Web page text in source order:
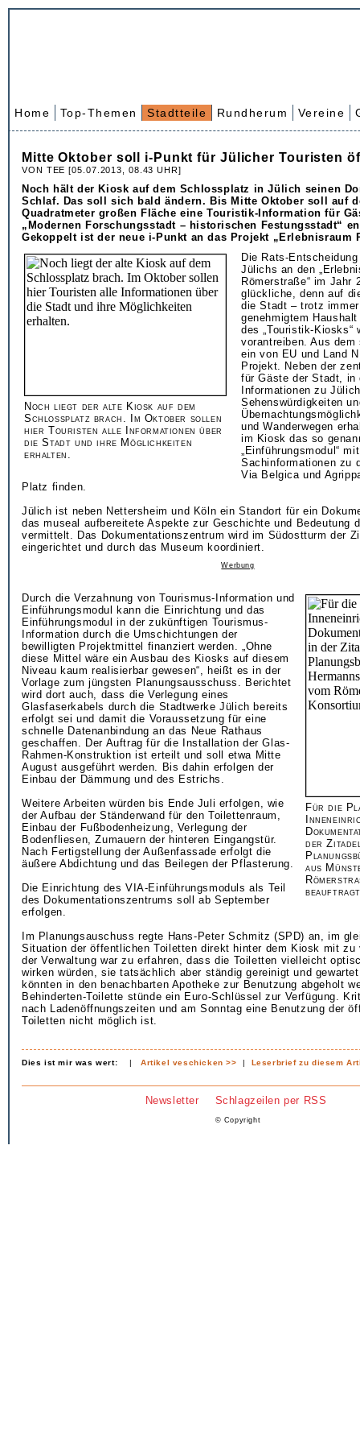
Home Top-Themen Stadtteile Rundherum Vereine
Mitte Oktober soll i-Punkt für Jülicher Touristen
VON TEE [05.07.2013, 08.43 UHR]
Noch hält der Kiosk auf dem Schlossplatz in Jülich seinen
Schlaf. Das soll sich bald ändern. Bis Mitte Oktober soll auf
Quadratmeter großen Fläche eine Touristik-Information für
„Modernen Forschungsstadt – historischen Festungsstadt“
Gekoppelt ist der neue i-Punkt an das Projekt „Erlebnisraum
Noch liegt der alte Kiosk auf dem
Schlossplatz brach. Im Oktober sollen
hier Touristen alle Informationen über
die Stadt und ihre Möglichkeiten
erhalten.
Die Rats-
Jülichs an den
Römerstraße“ im Jahr
glückliche, denn auf
die Stadt – trotz
genehmigtem
des „Touristik-Kiosks“
vorantreiben. Aus
ein von EU und Land
Projekt. Neben der
für Gäste der Stadt, in
Informationen zu
Sehenswürdigkeiten
und Wanderwegen
im Kiosk das so
„Einführungsmodul“ mit
Sachinformationen zu
Via Belgica und
Platz finden.
Jülich ist neben Nettersheim und Köln ein Standort für ein
das museal aufbereitete Aspekte zur Geschichte und Bedeutung
vermittelt. Das Dokumentationszentrum wird im Südostturm der
eingerichtet und durch das Museum koordiniert.
Werbung
Für die
der
aus
Durch die Verzahnung von Tourismus-Information und
Einführungsmodul kann die Einrichtung und das
Einführungsmodul in der zukünftigen Tourismus-
Information durch die Umschichtungen der
bewilligten Projektmittel finanziert werden. „Ohne
diese Mittel wäre ein Ausbau des Kiosks auf diesem
Niveau kaum realisierbar gewesen“, heißt es in der
Vorlage zum jüngsten Planungsausschuss. Berichtet
wird dort auch, dass die Verlegung eines
Glasfaserkabels durch die Stadtwerke Jülich bereits
erfolgt sei und damit die Voraussetzung für eine
schnelle Datenanbindung an das Neue Rathaus
geschaffen. Der Auftrag für die Installation der Glas-
Rahmen-Konstruktion ist erteilt und soll etwa Mitte
August ausgeführt werden. Bis dahin erfolgen der
Einbau der Dämmung und des Estrichs.
Weitere Arbeiten würden bis Ende Juli erfolgen, wie
der Aufbau der Ständerwand für den Toilettenraum,
Einbau der Fußbodenheizung, Verlegung der
Bodenfliesen, Zumauern der hinteren Eingangstür.
Nach Fertigstellung der Außenfassade erfolgt die
äußere Abdichtung und das Beilegen der Pflasterung.
Die Einrichtung des VIA-Einführungsmoduls als Teil
des Dokumentationszentrums soll ab September
erfolgen.
Im Planungsauschuss regte Hans-Peter Schmitz (SPD) an, im
Situation der öffentlichen Toiletten direkt hinter dem Kiosk mit zu
der Verwaltung war zu erfahren, dass die Toiletten vielleicht
wirken würden, sie tatsächlich aber ständig gereinigt und
könnten in den benachbarten Apotheke zur Benutzung abgeholt
Behinderten-Toilette stünde ein Euro-Schlüssel zur Verfügung.
nach Ladenöffnungszeiten und am Sonntag eine Benutzung der
Toiletten nicht möglich ist.
Dies ist mir was wert: |Artikel veschicken >> | Leserbrief zu diesem
Newsletter Schlagzeilen per RSS
© Copyright